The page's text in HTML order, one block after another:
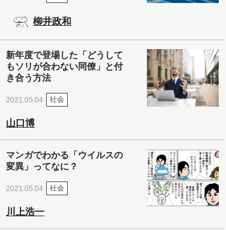
柳井政和
新年度で登場した「どうして
もソリが合わない同僚」と付
き合う方法
2021.05.04 社会
山口博
マンガでわかる「ウイルスの
変異」ってなに？
2021.05.04 社会
川上浩一